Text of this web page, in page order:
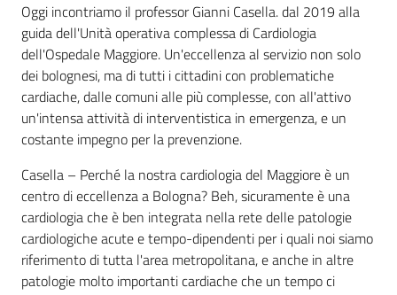
Oggi incontriamo il professor Gianni Casella. dal 2019 alla
guida dell'Unità operativa complessa di Cardiologia
dell'Ospedale Maggiore. Un'eccellenza al servizio non solo
dei bolognesi, ma di tutti i cittadini con problematiche
cardiache, dalle comuni alle più complesse, con all'attivo
un'intensa attività di interventistica in emergenza, e un
costante impegno per la prevenzione.
Casella – Perché la nostra cardiologia del Maggiore è un
centro di eccellenza a Bologna? Beh, sicuramente è una
cardiologia che è ben integrata nella rete delle patologie
cardiologiche acute e tempo-dipendenti per i quali noi siamo
riferimento di tutta l'area metropolitana, e anche in altre
patologie molto importanti cardiache che un tempo ci